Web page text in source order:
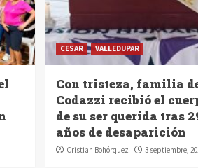
CESAR VALLEDUPAR
Con tristeza, familia
Codazzi recibió el
de su ser querida tras
años de desaparición
Cristian Bohórquez 3 septiembre,